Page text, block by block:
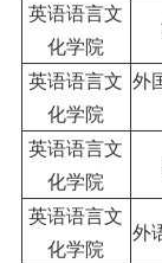
英语语言文
化学院
英语语言文
化学院
外
英语语言文
化学院
英语语言文
化学院
外